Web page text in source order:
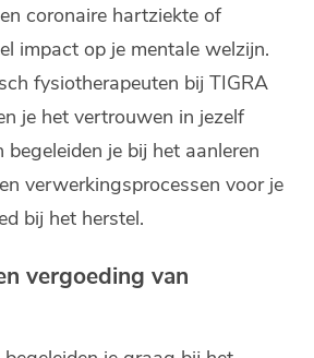
coronaire hartziekte of
impact op je mentale welzijn.
fysiotherapeuten bij TIGRA
je het vertrouwen in jezelf
je bij het aanleren
verwerkingsprocessen voor je
bij het herstel.
vergoeding van